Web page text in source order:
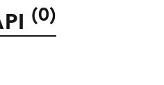
(0)